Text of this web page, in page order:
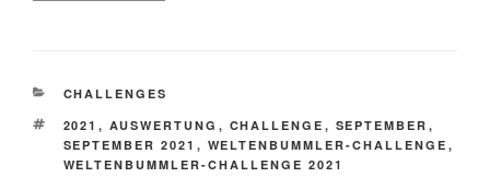
KATEGORIEN
CHALLENGES
SCHLAGWÖRTER
2021 , AUSWERTUNG , CHALLENGE , SEPTEMBER ,
SEPTEMBER 2021 , WELTENBUMMLER-CHALLENGE ,
WELTENBUMMLER-CHALLENGE 2021